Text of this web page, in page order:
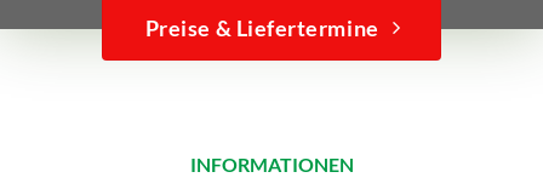
Preise & Liefertermine
INFORMATIONEN